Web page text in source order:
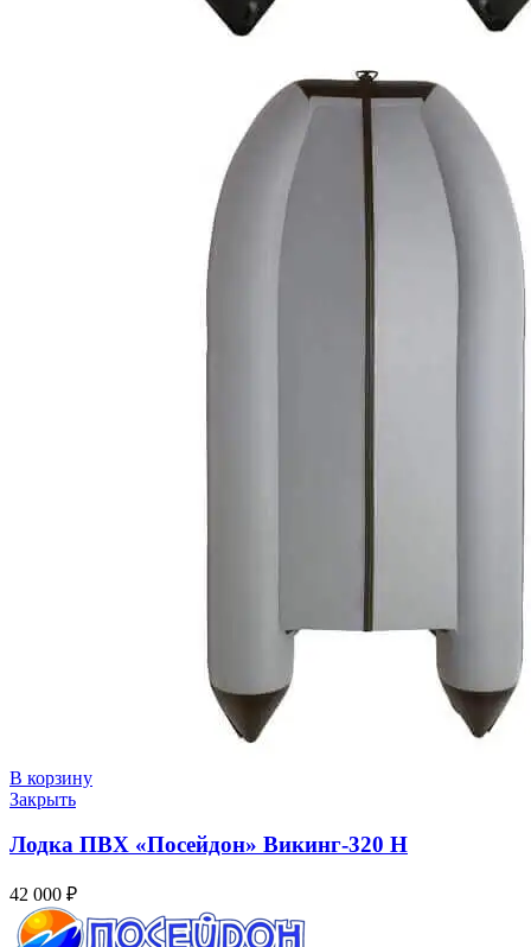
В корзину
Закрыть
Лодка ПВХ «Посейдон» Викинг-320 Н
42 000 ₽